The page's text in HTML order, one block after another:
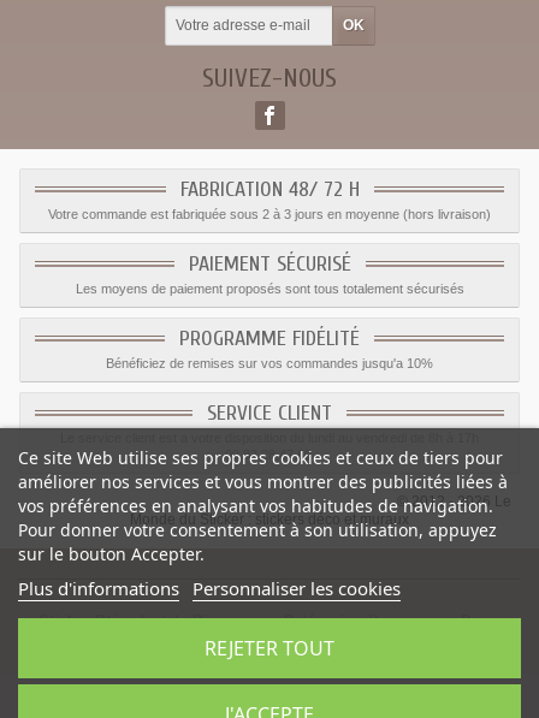
SUIVEZ-NOUS
FABRICATION 48/ 72 H
Votre commande est fabriquée sous 2 à 3 jours en moyenne (hors livraison)
PAIEMENT SÉCURISÉ
Les moyens de paiement proposés sont tous totalement sécurisés
PROGRAMME FIDÉLITÉ
Bénéficiez de remises sur vos commandes jusqu'a 10%
SERVICE CLIENT
09.82.28.47.69.
© 2012 - 2026 Le
Monde du Sticker :
stickers déco et muraux
Sticker Ptérodactyle Dinosaure-Catégorie:Dinosaures-Prix:
11.47€
Ce site Web utilise ses propres cookies et ceux de tiers pour
améliorer nos services et vous montrer des publicités liées à
vos préférences en analysant vos habitudes de navigation.
Pour donner votre consentement à son utilisation, appuyez
sur le bouton Accepter.
Plus d'informations Personnaliser les cookies
REJETER TOUT